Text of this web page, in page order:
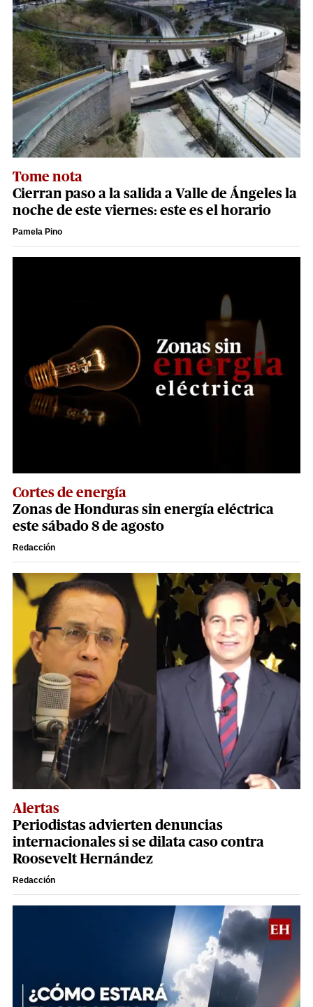
Tome nota
Cierran paso a la salida a Valle de Ángeles la
noche de este viernes: este es el horario
Pamela Pino
Cortes de energía
Zonas de Honduras sin energía eléctrica
este sábado 8 de agosto
Redacción
Alertas
Periodistas advierten denuncias
internacionales si se dilata caso contra
Roosevelt Hernández
Redacción